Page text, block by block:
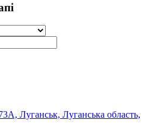
Луганськ, Луганська область,